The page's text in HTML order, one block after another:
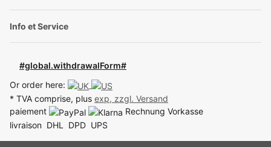
Info et Service
#global.withdrawalForm#
Or order here:
* TVA comprise, plus exp, zzgl. Versand
paiement
Rechnung Vorkasse
livraison DHL DPD UPS